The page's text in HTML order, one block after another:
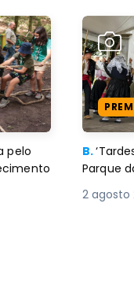
pelo
B.
Parque
2 agosto